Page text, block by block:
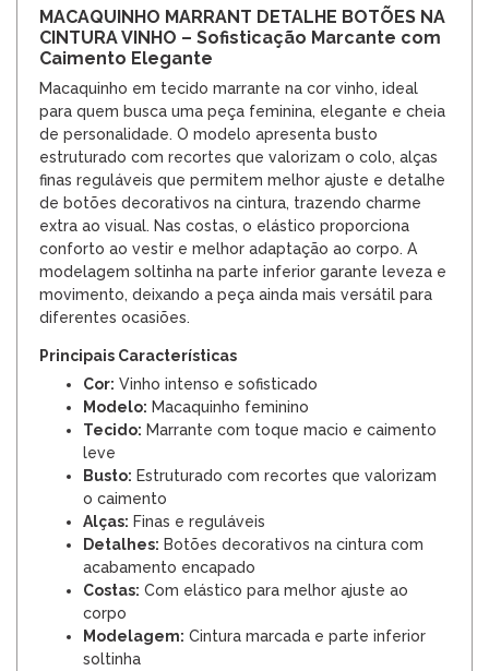
MACAQUINHO MARRANT DETALHE BOTÕES NA
CINTURA VINHO – Sofisticação Marcante com
Caimento Elegante
Macaquinho em tecido marrante na cor vinho, ideal
para quem busca uma peça feminina, elegante e cheia
de personalidade. O modelo apresenta busto
estruturado com recortes que valorizam o colo, alças
finas reguláveis que permitem melhor ajuste e detalhe
de botões decorativos na cintura, trazendo charme
extra ao visual. Nas costas, o elástico proporciona
conforto ao vestir e melhor adaptação ao corpo. A
modelagem soltinha na parte inferior garante leveza e
movimento, deixando a peça ainda mais versátil para
diferentes ocasiões.
Principais Características
Cor: Vinho intenso e sofisticado
Modelo: Macaquinho feminino
Tecido: Marrante com toque macio e caimento
leve
Busto: Estruturado com recortes que valorizam
o caimento
Alças: Finas e reguláveis
Detalhes: Botões decorativos na cintura com
acabamento encapado
Costas: Com elástico para melhor ajuste ao
corpo
Modelagem: Cintura marcada e parte inferior
soltinha